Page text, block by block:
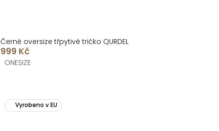
Černé oversize třpytivé tričko QURDEL
999 Kč
ONESIZE
Vyrobeno v EU